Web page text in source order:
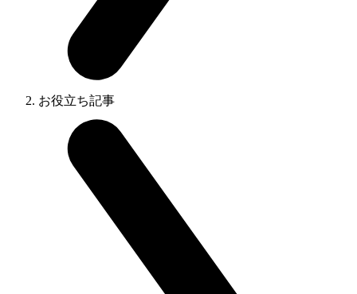
お役立ち記事